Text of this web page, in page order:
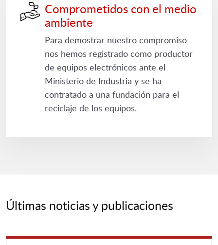
Comprometidos con el medio
ambiente
Para demostrar nuestro compromiso
nos hemos registrado como productor
de equipos electrónicos ante el
Ministerio de Industria y se ha
contratado a una fundación para el
reciclaje de los equipos.
Últimas noticias y publicaciones